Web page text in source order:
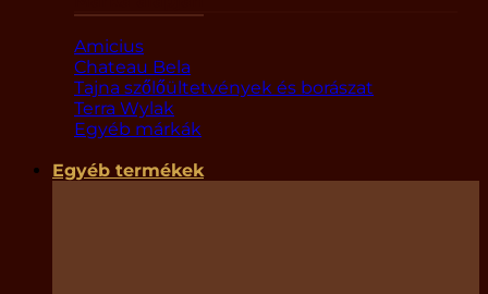
Amicius
Chateau Bela
Tajna szőlőültetvények és borászat
Terra Wylak
Egyéb márkák
Egyéb termékek